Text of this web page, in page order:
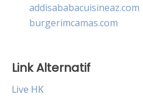
addisababacuisineaz.com
burgerimcamas.com
Link Alternatif
Live HK